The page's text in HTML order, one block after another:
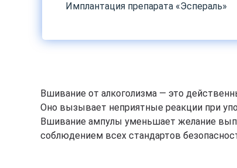
Имплантация препарата «Эспераль»
Вшивание от алкоголизма — это
Оно вызывает неприятные реакции при
Вшивание ампулы уменьшает желание
соблюдением всех стандартов